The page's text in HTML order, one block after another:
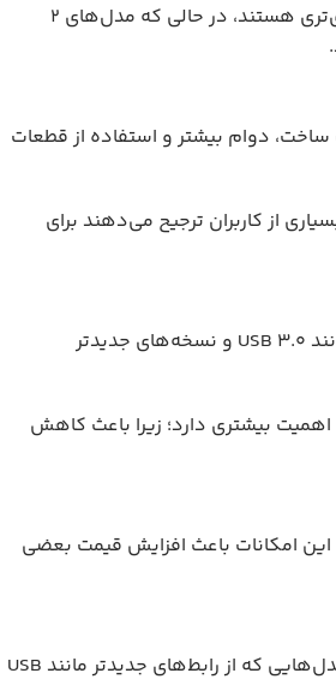
هاردهای با ظرفیت ۱ ترابایت برای استفاده‌های روزمره و ذخیره فایل‌های شخصی، عکس و فیلم گزینه اقتصادی‌تری هستند، در حالی که مدل‌های ۲
ساخت، دوام بیشتر و استفاده از قطعات
از کاربران ترجیح می‌دهند برای
سرعت انتقال اطلاعات نیز می‌تواند روی قیمت هارد اکسترنال تأثیر بگذارد. مدل‌هایی که از رابط‌های سریع‌تر مانند USB 3.0 و نسخه‌های جدیدتر
اهمیت بیشتری دارد؛ زیرا باعث کاهش
این امکانات باعث افزایش قیمت بعضی
نوع اتصال و میزان سازگاری هارد اکسترنال با دستگاه‌های مختلف نیز می‌تواند روی قیمت آن تأثیرگذار باشد. مدل‌هایی که از رابط‌های جدیدتر مانند USB